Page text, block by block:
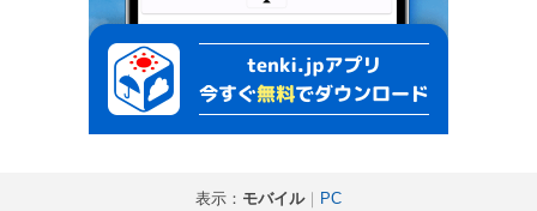
表示： モバイル｜ PC